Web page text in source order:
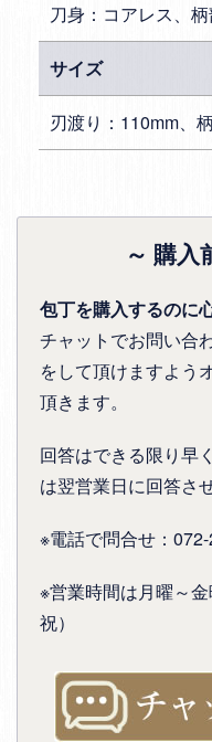
刀身：コアレス、
サイズ
刃渡り：110mm、
～ 購入
包丁を購入するのに
チャットでお問い合
をして頂けますよう
頂きます。
回答はできる限り早
は翌営業日に回答さ
※電話で問合せ：
※営業時間は月曜～
祝）